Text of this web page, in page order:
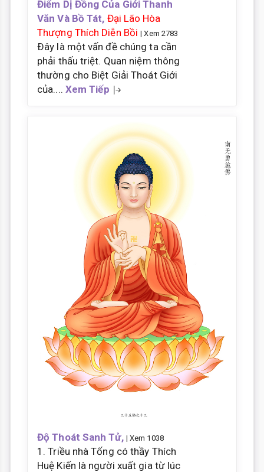
Điểm Dị Đồng Của Giới Thanh
Văn Và Bồ Tát, Đại Lão Hòa
Thượng Thích Diễn Bồi | Xem 2783
Ðây là một vấn đề chúng ta cần
phải thấu triệt. Quan niệm thông
thường cho Biệt Giải Thoát Giới
của.... Xem Tiếp
Độ Thoát Sanh Tử, | Xem 1038
1. Triều nhà Tống có thầy Thích
Huệ Kiến là người xuất gia từ lúc